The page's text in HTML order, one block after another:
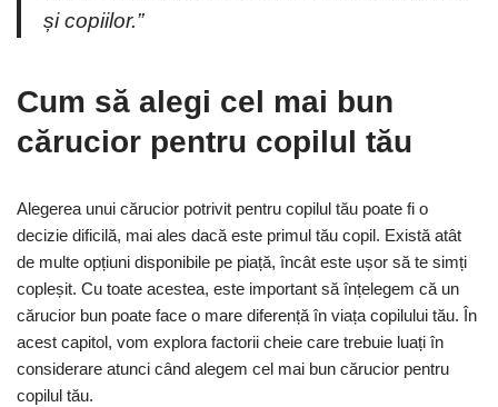
și copiilor.”
Cum să alegi cel mai bun
cărucior pentru copilul tău
Alegerea unui cărucior potrivit pentru copilul tău poate fi o
decizie dificilă, mai ales dacă este primul tău copil. Există atât
de multe opțiuni disponibile pe piață, încât este ușor să te simți
copleșit. Cu toate acestea, este important să înțelegem că un
cărucior bun poate face o mare diferență în viața copilului tău. În
acest capitol, vom explora factorii cheie care trebuie luați în
considerare atunci când alegem cel mai bun cărucior pentru
copilul tău.